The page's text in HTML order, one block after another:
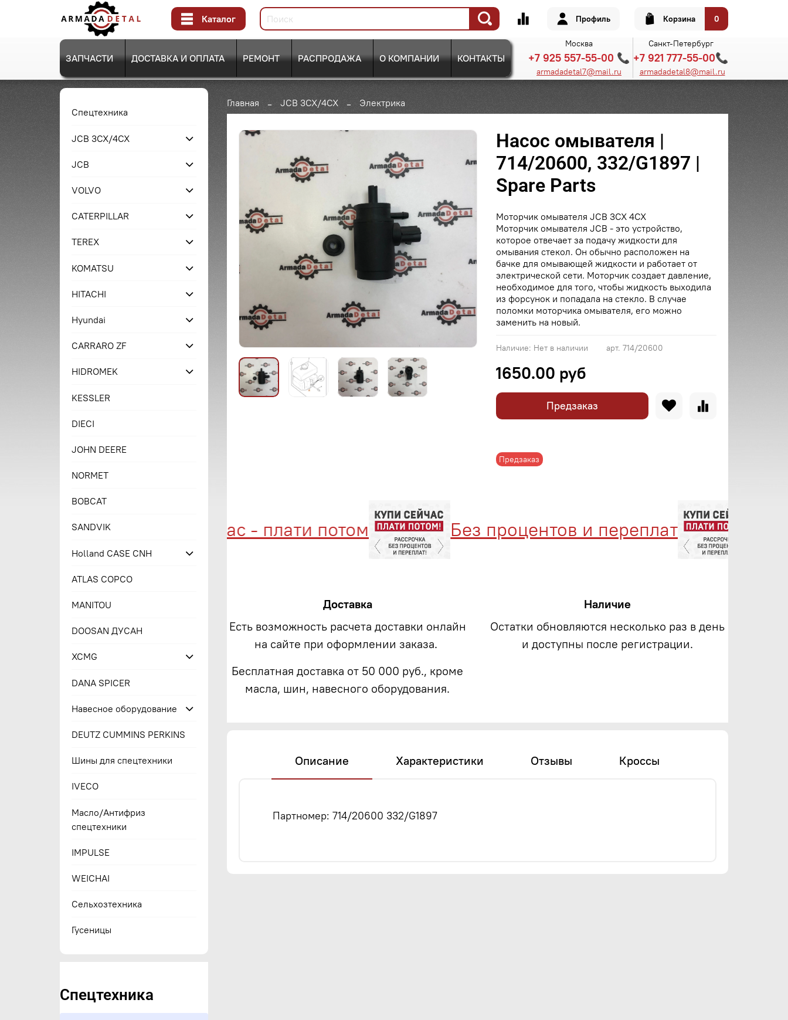
Каталог Профиль Корзина 0
ЗАПЧАСТИ ДОСТАВКА И ОПЛАТА РЕМОНТ РАСПРОДАЖА О КОМПАНИИ КОНТАКТЫ
Москва Санкт-Петербург
+7 925 557-55-00 📞 +7 921 777-55-00📞
armadadetal7@mail.ru armadadetal8@mail.ru
Главная JCB 3CX/4CX Электрика
арт.714/20600
Наличие: Нет в наличии
Предзаказ
Насос омывателя |
714/20600, 332/G1897 |
Spare Parts
1650.00 руб
Предзаказ
Моторчик омывателя JCB 3CX 4CX
Моторчик омывателя JCB - это устройство,
которое отвечает за подачу жидкости для
омывания стекол. Он обычно расположен на
бачке для омывающей жидкости и работает от
электрической сети. Моторчик создает давление,
необходимое для того, чтобы жидкость выходила
из форсунок и попадала на стекло. В случае
поломки моторчика омывателя, его можно
заменить на новый.
Купи сейчас - плати потом Без процентов и переплат
Доставка
Есть возможность расчета доставки онлайн
на сайте при оформлении заказа.
Бесплатная доставка от 50 000 руб., кроме
масла, шин, навесного оборудования.
Наличие
Остатки обновляются несколько раз в день
и доступны после регистрации.
Описание Характеристики Отзывы Кроссы
Партномер: 714/20600 332/G1897
Спецтехника
JCB 3CX/4CX
JCB
VOLVO
CATERPILLAR
TEREX
KOMATSU
HITACHI
Hyundai
CARRARO ZF
HIDROMEK
KESSLER
DIECI
JOHN DEERE
NORMET
BOBCAT
SANDVIK
Holland CASE CNH
ATLAS COPCO
MANITOU
DOOSAN ДУСАН
XCMG
DANA SPICER
Навесное оборудование
DEUTZ CUMMINS PERKINS
Шины для спецтехники
IVECO
Масло/Антифриз
спецтехники
IMPULSE
WEICHAI
Сельхозтехника
Гусеницы
Спецтехника